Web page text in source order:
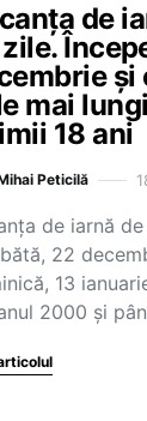
de
și
mai
18 ani
Peticilă
de iarnă
22
13
2000 și